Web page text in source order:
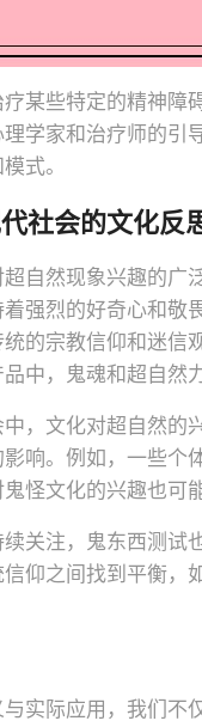
某些特定的精神障
学家和治疗师的
式。
社会的文化反
自然现象兴趣的
强烈的好奇心和
的宗教信仰和迷
中，鬼魂和超自然
，文化对超自然
响。例如，一些
怪文化的兴趣也可
关注，鬼东西测
仰之间找到平衡，
实际应用，我们不